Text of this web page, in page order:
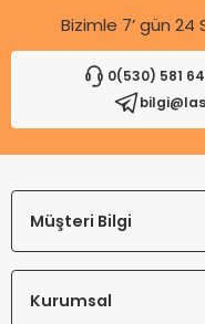
Bizimle 7’ gün 24
0(530) 581
Müşteri Bilgi
Kurumsal